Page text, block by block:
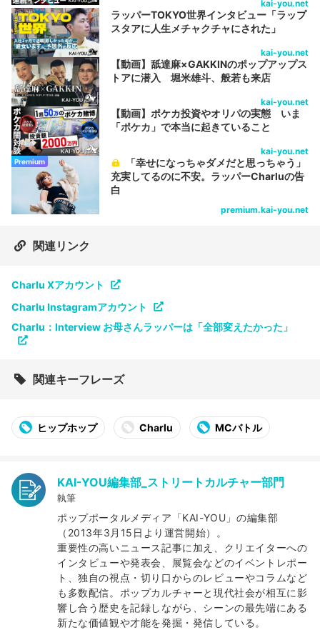
kai-you.net
ラッパーTOKYO世界インタビュー「ラップ
スタアに人生メチャクチャにされた」
kai-you.net
【動画】舐達麻×GAKKINのポップアップス
トアに潜入 堀米雄斗、般若も来店
kai-you.net
【動画】ポケカ投資やオリパの実態 いま
「ポケカ」で本当に起きていること
kai-you.net
Premium
「幸せになっちゃダメだと思っちゃう」
充実してるのに不安。ラッパーCharluの告
白
premium.kai-you.net
関連リンク
Charlu Xアカウント
Charlu Instagramアカウント
Charlu：Interview お母さんラッパーは「全部変えたかった」
関連キーフレーズ
ヒップホップ Charlu MCバトル
KAI-YOU編集部_ストリートカルチャー部門
執筆
ポップポータルメディア「KAI-YOU」の編集部
（2013年3月15日より運営開始）。
重要性の高いニュース記事に加え、クリエイターへの
インタビューや発表会、展覧会などのイベントレポー
ト、独自の視点・切り口からのレビューやコラムなど
も多数配信。ポップカルチャーと現代社会が相互に影
響し合う歴史を記録しながら、シーンの最先端にある
新たな価値観や才能を発掘・発信している。